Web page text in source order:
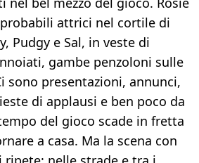
attrici nel cortile di
Pudgy e Sal, in veste di
gambe penzoloni sulle
sono presentazioni, annunci,
di applausi e ben poco da
del gioco scade in fretta
a casa. Ma la scena con